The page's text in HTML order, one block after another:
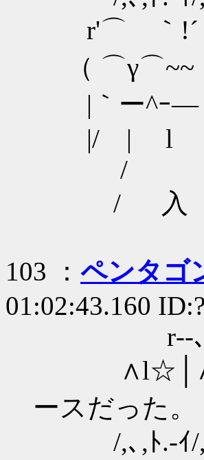
r'⌒ ｀!´
（
|｀ー^ｰ
|/ | l
/
/ 入
103 ： ペンタ
01:02:43.160
r‐‐
∧l☆│∧ 20
ースだった。
/,､,ﾄ.-ｲ/,